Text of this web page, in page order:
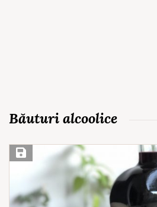
Băuturi alcoolice
Save Recipe